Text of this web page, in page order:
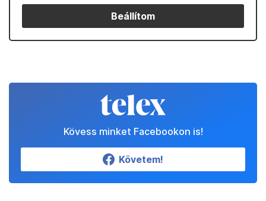
Beállítom
Kövess minket Facebookon is!
Követem!